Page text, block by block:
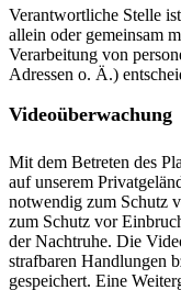
Verantwortliche Stelle
allein oder gemeinsam
Verarbeitung von
Adressen o. Ä.)
Videoüberwachung
Mit dem Betreten des
auf unserem
notwendig zum Schutz
zum Schutz vor
der Nachtruhe. Die
strafbaren Handlungen
gespeichert. Eine